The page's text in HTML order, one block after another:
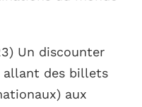
Un discounter
allant des billets
aux